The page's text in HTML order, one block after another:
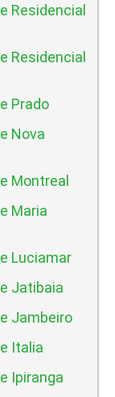
Residencial
Residencial
Prado
Nova
Montreal
Maria
Luciamar
Jatibaia
Jambeiro
Italia
Ipiranga